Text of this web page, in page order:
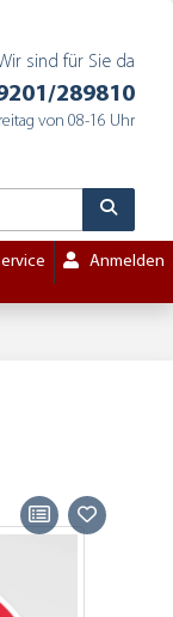
sind für Sie da
289810
von 08-16 Uhr
Anmelden